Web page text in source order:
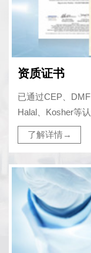
资质证书
已通过CEP、
Halal、Kosher等
了解详情→